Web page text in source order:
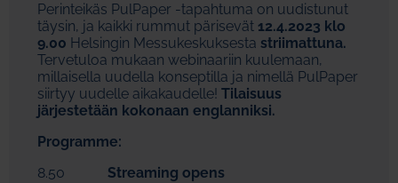
Perinteikäs PulPaper -tapahtuma on uudistunut
täysin, ja kaikki rummut pärisevät 12.4.2023 klo
9.00 Helsingin Messukeskuksesta striimattuna.
Tervetuloa mukaan webinaariin kuulemaan,
millaisella uudella konseptilla ja nimellä PulPaper
siirtyy uudelle aikakaudelle! Tilaisuus
järjestetään kokonaan englanniksi.
Programme:
8.50 Streaming opens